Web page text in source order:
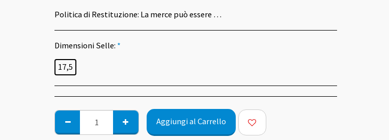
Politica di Restituzione: La merce può essere sostituita dopo la consegna in caso di misure o colori sbagliati entro 14 giorni dal ricevimento.
Dimensioni Selle: *
17,5
Aggiungi al Carrello